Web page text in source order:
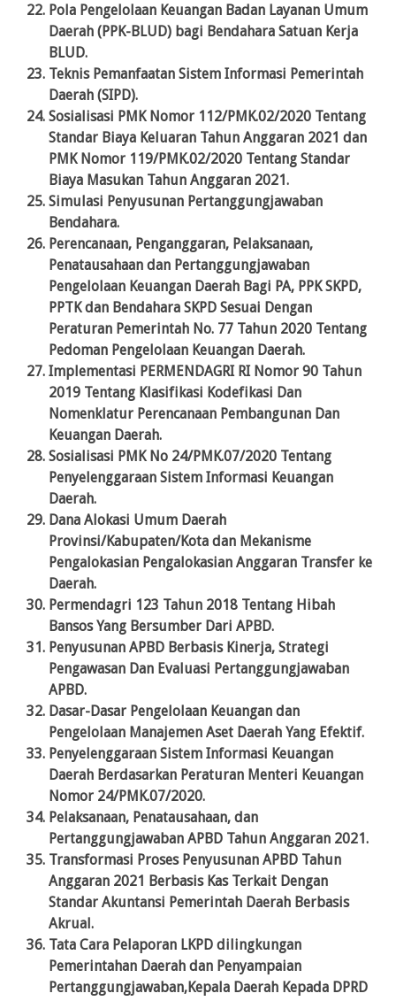
Pola Pengelolaan Keuangan Badan Layanan Umum
Daerah (PPK-BLUD) bagi Bendahara Satuan Kerja
BLUD.
Teknis Pemanfaatan Sistem Informasi Pemerintah
Daerah (SIPD).
Sosialisasi PMK Nomor 112/PMK.02/2020 Tentang
Standar Biaya Keluaran Tahun Anggaran 2021 dan
PMK Nomor 119/PMK.02/2020 Tentang Standar
Biaya Masukan Tahun Anggaran 2021.
Simulasi Penyusunan Pertanggungjawaban
Bendahara.
Perencanaan, Penganggaran, Pelaksanaan,
Penatausahaan dan Pertanggungjawaban
Pengelolaan Keuangan Daerah Bagi PA, PPK SKPD,
PPTK dan Bendahara SKPD Sesuai Dengan
Peraturan Pemerintah No. 77 Tahun 2020 Tentang
Pedoman Pengelolaan Keuangan Daerah.
Implementasi PERMENDAGRI RI Nomor 90 Tahun
2019 Tentang Klasifikasi Kodefikasi Dan
Nomenklatur Perencanaan Pembangunan Dan
Keuangan Daerah.
Sosialisasi PMK No 24/PMK.07/2020 Tentang
Penyelenggaraan Sistem Informasi Keuangan
Daerah.
Dana Alokasi Umum Daerah
Provinsi/Kabupaten/Kota dan Mekanisme
Pengalokasian Pengalokasian Anggaran Transfer ke
Daerah.
Permendagri 123 Tahun 2018 Tentang Hibah
Bansos Yang Bersumber Dari APBD.
Penyusunan APBD Berbasis Kinerja, Strategi
Pengawasan Dan Evaluasi Pertanggungjawaban
APBD.
Dasar-Dasar Pengelolaan Keuangan dan
Pengelolaan Manajemen Aset Daerah Yang Efektif.
Penyelenggaraan Sistem Informasi Keuangan
Daerah Berdasarkan Peraturan Menteri Keuangan
Nomor 24/PMK.07/2020.
Pelaksanaan, Penatausahaan, dan
Pertanggungjawaban APBD Tahun Anggaran 2021.
Transformasi Proses Penyusunan APBD Tahun
Anggaran 2021 Berbasis Kas Terkait Dengan
Standar Akuntansi Pemerintah Daerah Berbasis
Akrual.
Tata Cara Pelaporan LKPD dilingkungan
Pemerintahan Daerah dan Penyampaian
Pertanggungjawaban,Kepala Daerah Kepada DPRD